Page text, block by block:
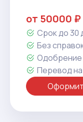
от 50000 ₽
Срок до 30
Без
Одобрение
Перевод